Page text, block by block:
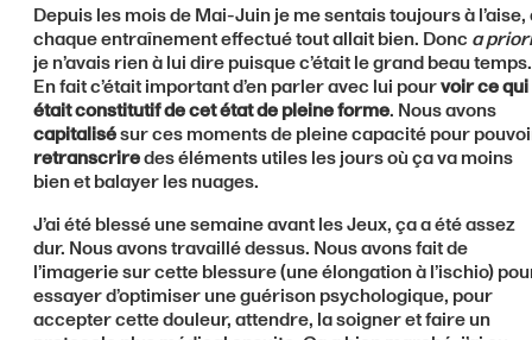
Depuis les mois de Mai-Juin je me sentais toujours à l’aise,
chaque entraînement effectué tout allait bien. Donc a priori
je n’avais rien à lui dire puisque c’était le grand beau temps.
En fait c’était important d’en parler avec lui pourvoir ce qui
était constitutif de cet état de pleine forme. Nous avons
capitalisésur ces moments de pleine capacité pour
retranscriredes éléments utiles les jours où ça va moins
bien et balayer les nuages.
J’ai été blessé une semaine avant les Jeux, ça a été assez
dur. Nous avons travaillé dessus. Nous avons fait de
l’imagerie sur cette blessure (une élongation à l’ischio)
essayer d’optimiser une guérison psychologique, pour
accepter cette douleur, attendre, la soigner et faire un